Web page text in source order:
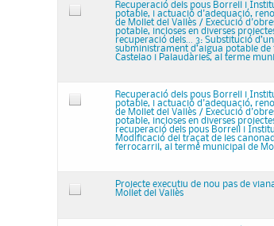
Recuperació dels pous Borrell i
potable, i actuació d'adequació,
de Mollet del Vallès / Execució
potable, incloses en diverses
recuperació dels... 3: Substitució
subministrament d’aigua potable
Castelao i Palaudàries, al terme
Recuperació dels pous Borrell i
potable, i actuació d'adequació,
de Mollet del Vallès / Execució
potable, incloses en diverses
recuperació dels pous Borrell i
Modificació del traçat de les
ferrocarril, al terme municipal de
Projecte executiu de nou pas de
Mollet del Vallès